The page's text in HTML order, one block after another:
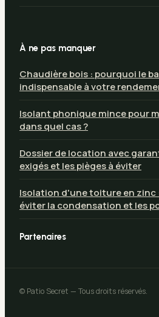
À ne pas manquer
Chaudière bois : pourquoi le
indispensable à votre
Isolant phonique mince pour
dans quel cas ?
Dossier de location avec
exigés et les pièges à éviter
Isolation d'une toiture en zinc
éviter la condensation et les
Partenaires
© Patio Secret — Tous droits réservés.